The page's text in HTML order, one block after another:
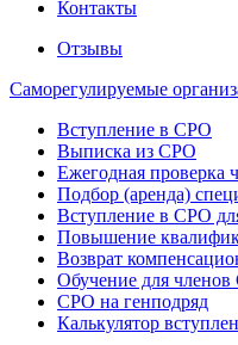
Контакты
Отзывы
Саморегулируемые
Вступление в СРО
Выписка из СРО
Ежегодная проверка
Подбор (аренда)
Вступление в СРО
Повышение
Возврат
Обучение для
СРО на генподряд
Калькулятор